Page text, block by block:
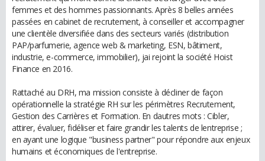
femmes et des hommes passionnants. Après 8 belles années
passées en cabinet de recrutement, à conseiller et accompagner
une clientèle diversifiée dans des secteurs variés (distribution
PAP/parfumerie, agence web & marketing, ESN, bâtiment,
industrie, e-commerce, immobilier), jai rejoint la société Hoist
Finance en 2016.
Rattaché au DRH, ma mission consiste à décliner de façon
opérationnelle la stratégie RH sur les périmètres Recrutement,
Gestion des Carrières et Formation. En dautres mots : Cibler,
attirer, évaluer, fidéliser et faire grandir les talents de lentreprise ;
en ayant une logique "business partner" pour répondre aux enjeux
humains et économiques de l'entreprise.